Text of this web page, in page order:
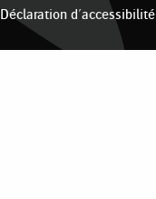
Déclaration d'accessibilité